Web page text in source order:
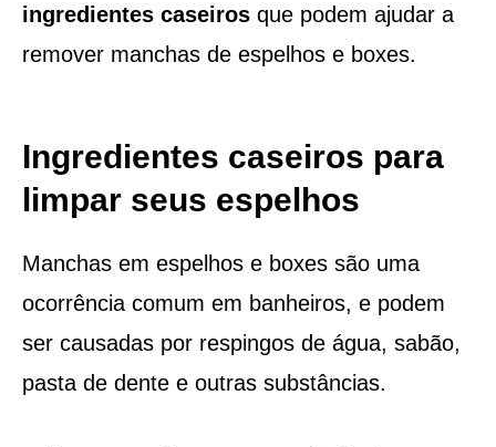
ingredientes caseirosque podem ajudar a
remover manchas de espelhos e boxes.
Ingredientes caseiros para
limpar seus espelhos
Manchas em espelhos e boxes são uma
ocorrência comum em banheiros, e podem
ser causadas por respingos de água, sabão,
pasta de dente e outras substâncias.